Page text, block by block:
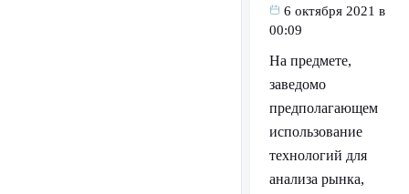
6 октября 2021 в
00:09
На предмете,
заведомо
предполагающем
использование
технологий для
анализа рынка,